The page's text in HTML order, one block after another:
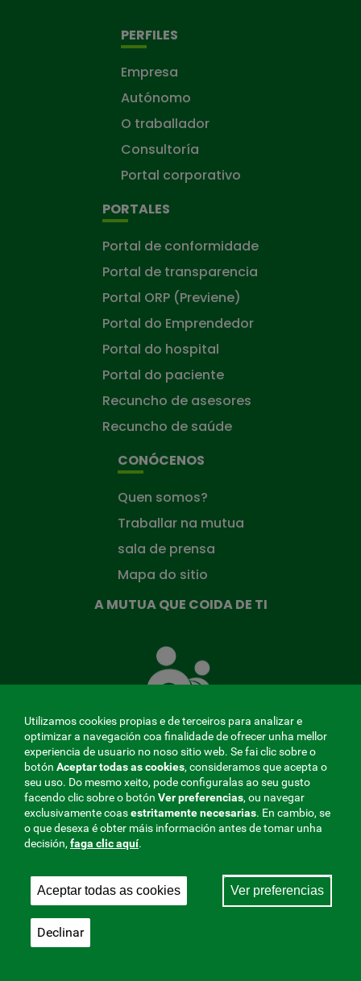
PERFILES
Empresa
Autónomo
O traballador
Consultoría
Portal corporativo
PORTALES
Portal de conformidade
Portal de transparencia
Portal ORP (Previene)
Portal do Emprendedor
Portal do hospital
Portal do paciente
Recuncho de asesores
Recuncho de saúde
CONÓCENOS
Quen somos?
Traballar na mutua
sala de prensa
Mapa do sitio
A MUTUA QUE COIDA DE TI
Mutua
que
MENÚ
REDES
SOCIALES
V20
Aviso legal|Privacidade
Mutua Colaboradora coa Seguridade Social, 275.
Utilizamos cookies propias e de terceiros para analizar e
optimizar a navegación coa finalidade de ofrecer unha mellor
experiencia de usuario no noso sitio web. Se fai clic sobre o
botón Aceptar todas as cookies, consideramos que acepta o
seu uso. Do mesmo xeito, pode configuralas ao seu gusto
facendo clic sobre o botón Ver preferencias, ou navegar
exclusivamente coasestritamentenecesarias. En cambio, se
o que desexa é obter máis información antes de tomar unha
decisión, faga clic aquí.
Aceptar todas as cookies Ver preferencias
Declinar